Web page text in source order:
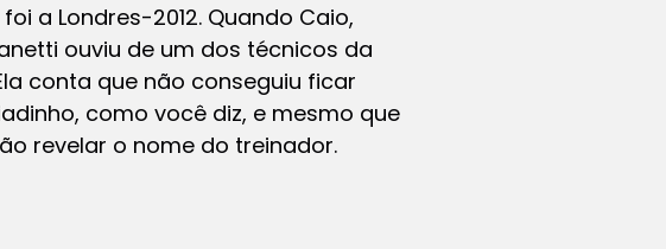
a Londres-2012. Quando Caio,
ouviu de um dos técnicos da
conta que não conseguiu ficar
como você diz, e mesmo que
revelar o nome do treinador.